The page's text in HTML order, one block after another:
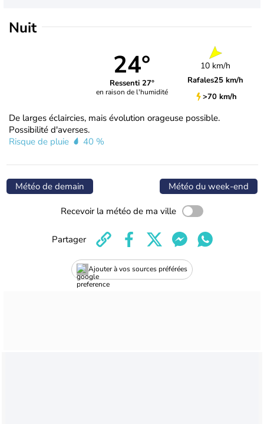
Nuit
24°
Ressenti 27°
en raison de l'humidité
10 km/h
Rafales25 km/h
>70 km/h
De larges éclaircies, mais évolution orageuse possible.
Possibilité d'averses.
Risque de pluie
40 %
Météo de demain Météo du week-end
Recevoir la météo de ma ville
Ajouter à vos sources préférées
Partager